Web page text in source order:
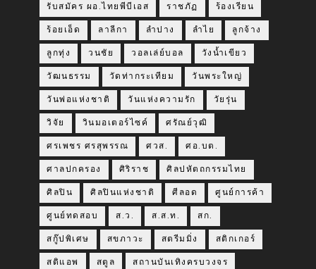
รับสมัคร ผอ.ไทยพีบีเอส ราชภัฏ ร้องเรียน
ร้อยเอ็ด ลาลีกา ลำปาง ลำไย ลูกจ้าง
ลูกทุ่ง วนชัย วอลเล่ย์บอล วังน้ำเขียว
วัฒนธรรม วัดท่ากระเทียม วันพระใหญ่
วันพ่อแห่งชาติ วันแห่งความรัก วัยรุ่น
วิจัย วินมอเตอร์ไซค์ ศรัณย์วุฒิ
ศรเพชร ศรสุพรรณ ศวส. ศอ.บต.
ศาลปกครอง ศิริราช ศิลปหัตถกรรมไทย
ศิลปิน ศิลปินแห่งชาติ ศีลอด ศูนย์การค้า
ศูนย์ทดสอบ ส.ว. ส.ส.ท. สก.
สกู๊ปพิเศษ สขภาวะ สตรีมมิ่ง สติกเกอร์
สติแอพ สตูล สถานบันเทิงครบวงจร